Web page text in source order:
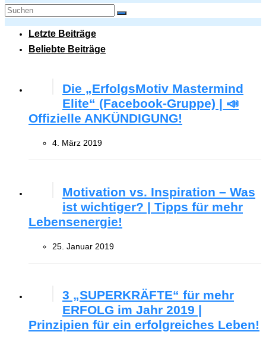
Letzte Beiträge
Beliebte Beiträge
Die „ErfolgsMotiv Mastermind
Elite“ (Facebook-Gruppe) | 📣
Offizielle ANKÜNDIGUNG!
4. März 2019
Motivation vs. Inspiration – Was
ist wichtiger? | Tipps für mehr
Lebensenergie!
25. Januar 2019
3 „SUPERKRÄFTE“ für mehr
ERFOLG im Jahr 2019 |
Prinzipien für ein erfolgreiches Leben!